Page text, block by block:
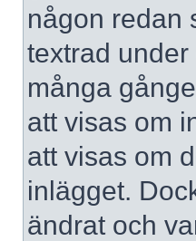
någon redan
textrad
många
att visas om
att visas om
inlägget.
ändrat och